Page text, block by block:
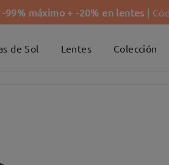
-99% máximo + -20% en lentes |
de Sol Lentes Colección